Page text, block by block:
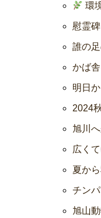
環
慰霊
誰の
かば
明日
2024
旭川
広く
夏か
チン
旭山